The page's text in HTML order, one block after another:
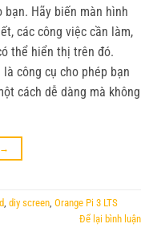
Hãy biến màn hình
các công việc cần làm,
thể hiển thị trên đó.
công cụ cho phép bạn
cách dễ dàng mà không
→
diy screen Orange Pi 3 LTS
Để lại bình luận